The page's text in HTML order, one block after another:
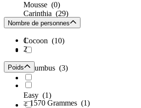
Carinthia (29)
Cocoon (10)
Columbus (3)
Easy (1)
Mousse (0)
Nombre de personnes
1
2
Poids
≥ 1570 Grammes (1)